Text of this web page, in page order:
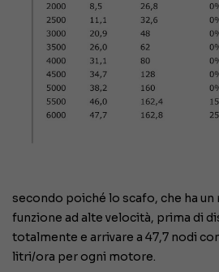
secondo poiché lo scafo, che ha un
funzione ad alte velocità, prima di
totalmente e arrivare a 47,7 nodi
litri/ora per ogni motore.